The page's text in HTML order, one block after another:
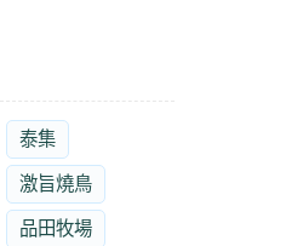
泰集
激旨燒鳥
品田牧場